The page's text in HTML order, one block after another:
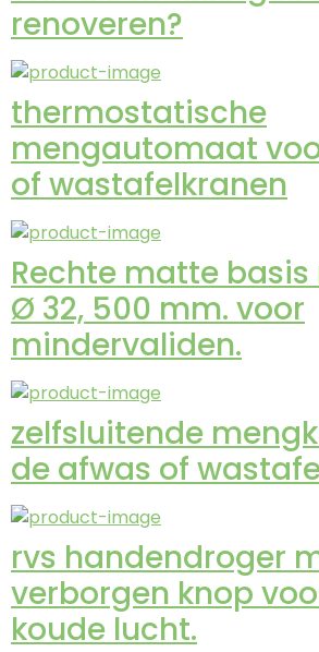
renoveren?
thermostatische
mengautomaat
of wastafelkranen
Rechte matte basis
Ø 32, 500 mm. voor
mindervaliden.
zelfsluitende
de afwas of
rvs handendroger
verborgen knop
koude lucht.